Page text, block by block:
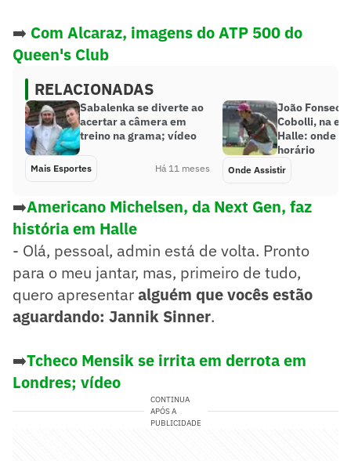
➡️ Com Alcaraz, imagens do ATP 500 do
Queen's Club
RELACIONADAS
Sabalenka se diverte ao
acertar a câmera em
treino na grama; vídeo
Mais Esportes Há 11 meses
João Fonseca
Cobolli, na
Halle: onde
horário
Onde Assistir
➡️Americano Michelsen, da Next Gen, faz
história em Halle
- Olá, pessoal, admin está de volta. Pronto
para o meu jantar, mas, primeiro de tudo,
quero apresentaralguém que vocês estão
aguardando: Jannik Sinner.
➡️Tcheco Mensik se irrita em derrota em
Londres; vídeo
CONTINUA
APÓS A
PUBLICIDADE